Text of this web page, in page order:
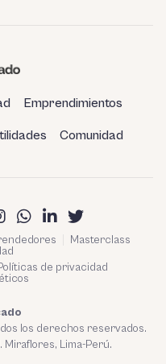
Emprendimientos
Comunidad
Masterclass
de privacidad
los derechos reservados.
Miraflores, Lima-Perú.